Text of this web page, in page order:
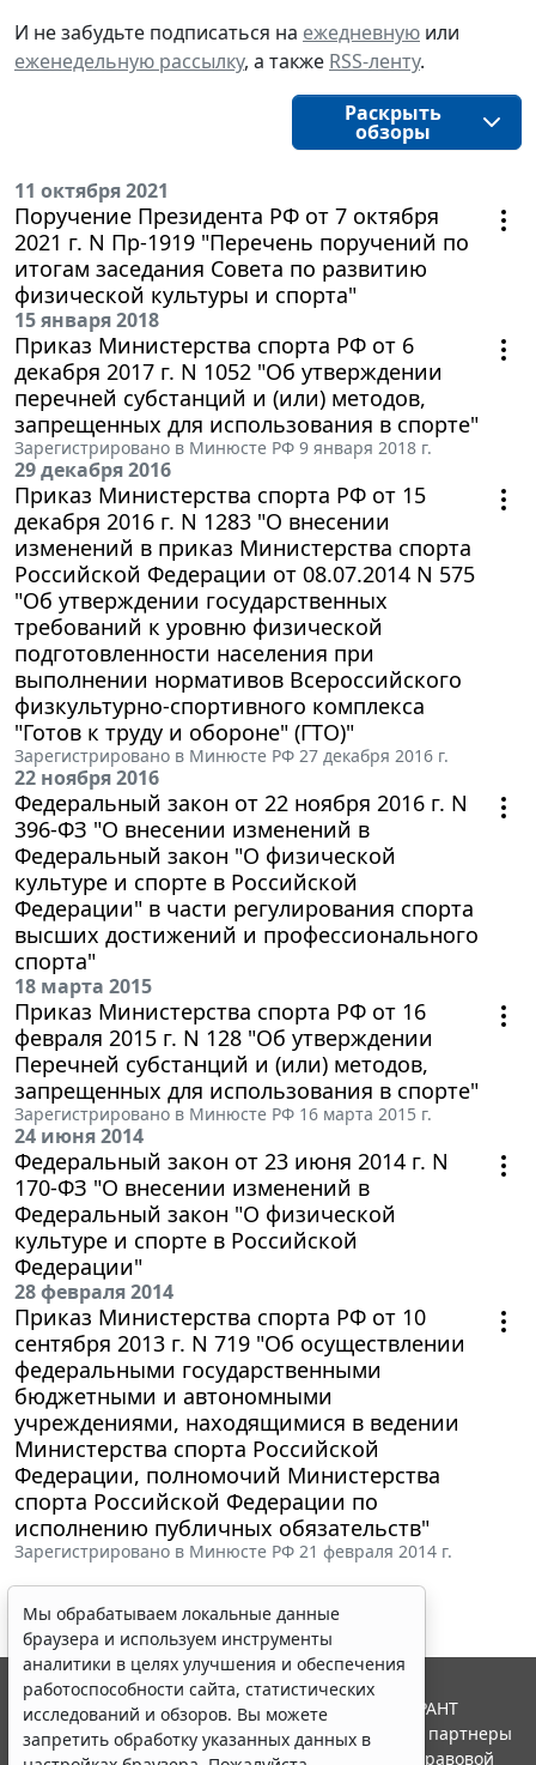
И не забудьте подписаться на ежедневную или
еженедельную рассылку, а также RSS-ленту.
Раскрыть
обзоры
11 октября 2021
Поручение Президента РФ от 7 октября
2021 г. N Пр-1919 "Перечень поручений по
итогам заседания Совета по развитию
физической культуры и спорта"
15 января 2018
Приказ Министерства спорта РФ от 6
декабря 2017 г. N 1052 "Об утверждении
перечней субстанций и (или) методов,
запрещенных для использования в спорте"
Зарегистрировано в Минюсте РФ 9 января 2018 г.
29 декабря 2016
Приказ Министерства спорта РФ от 15
декабря 2016 г. N 1283 "О внесении
изменений в приказ Министерства спорта
Российской Федерации от 08.07.2014 N 575
"Об утверждении государственных
требований к уровню физической
подготовленности населения при
выполнении нормативов Всероссийского
физкультурно-спортивного комплекса
"Готов к труду и обороне" (ГТО)"
Зарегистрировано в Минюсте РФ 27 декабря 2016 г.
22 ноября 2016
Федеральный закон от 22 ноября 2016 г. N
396-ФЗ "О внесении изменений в
Федеральный закон "О физической
культуре и спорте в Российской
Федерации" в части регулирования спорта
высших достижений и профессионального
спорта"
18 марта 2015
Приказ Министерства спорта РФ от 16
февраля 2015 г. N 128 "Об утверждении
Перечней субстанций и (или) методов,
запрещенных для использования в спорте"
Зарегистрировано в Минюсте РФ 16 марта 2015 г.
24 июня 2014
Федеральный закон от 23 июня 2014 г. N
170-ФЗ "О внесении изменений в
Федеральный закон "О физической
культуре и спорте в Российской
Федерации"
28 февраля 2014
Приказ Министерства спорта РФ от 10
сентября 2013 г. N 719 "Об осуществлении
федеральными государственными
бюджетными и автономными
учреждениями, находящимися в ведении
Министерства спорта Российской
Федерации, полномочий Министерства
спорта Российской Федерации по
исполнению публичных обязательств"
Зарегистрировано в Минюсте РФ 21 февраля 2014 г.
Мы обрабатываем локальные данные
браузера и используем инструменты
аналитики в целях улучшения и обеспечения
работоспособности сайта, статистических
исследований и обзоров. Вы можете
запретить обработку указанных данных в
© ООО "НПП "ГАРАНТ-СЕРВИС", 2026. Система ГАРАНТ
выпускается с 1990 года. Компания "Гарант" и ее партнеры
являются участниками Российской ассоциации правовой